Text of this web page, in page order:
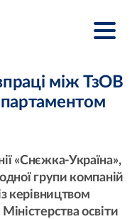
між ТзОВ
«Снєжка-Україна»,
групи компаній
керівництвом
освіти